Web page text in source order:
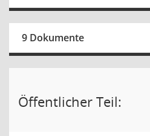
9 Dokumente
Öffentlicher Teil: